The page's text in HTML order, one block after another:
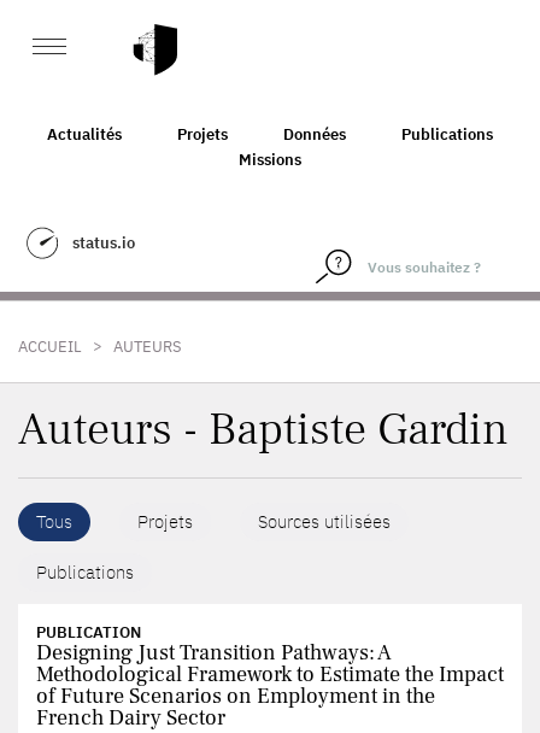
Actualités Projets Données
Publications
Missions
status.io
ACCUEIL > AUTEURS
Auteurs - Baptiste Gardin
Tous Projets Sources utilisées
Publications
PUBLICATION
Designing Just Transition Pathways: A
Methodological Framework to Estimate the Impact
of Future Scenarios on Employment in the
French Dairy Sector